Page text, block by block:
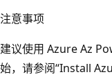
注意事项
建议使用 Azure Az
始，请参阅“Install